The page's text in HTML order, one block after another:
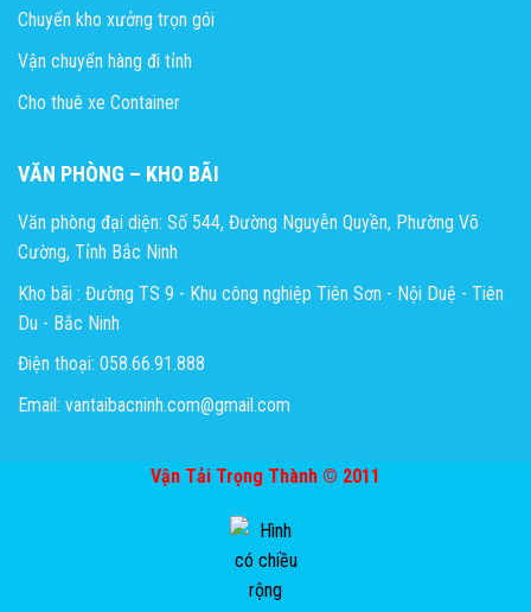
Chuyển kho xưởng trọn gói
Vận chuyển hàng đi tỉnh
Cho thuê xe Container
VĂN PHÒNG – KHO BÃI
Văn phòng đại diện: Số 544, Đường Nguyễn Quyền, Phường Võ
Cường, Tỉnh Bắc Ninh
Kho bãi : Đường TS 9 - Khu công nghiệp Tiên Sơn - Nội Duệ - Tiên
Du - Bắc Ninh
Điện thoại: 058.66.91.888
Email: vantaibacninh.com@gmail.com
Vận Tải Trọng Thành © 2011